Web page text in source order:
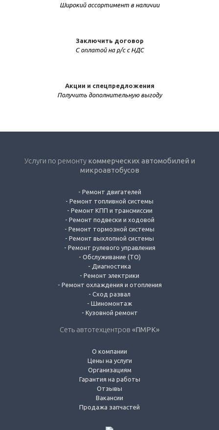
Широкий ассортимент в наличии
Заключить договор
С оплатой на р/с с НДС
Акции и спецпредложения
Получить дополнительную выгоду
Услуги по ремонту коммерческих автомобилей и
микроавтобусов
- Ремонт двигателей
- Ремонт топливной системы
- Ремонт КПП и трансмиссии
- Ремонт подвески и ходовой
- Ремонт тормозной системы
- Ремонт выхлопной системы
- Ремонт рулевого управления
- Обслуживание (ТО)
- Диагностика
- Ремонт электрики
- Ремонт охлаждения и отопления
- Сход развал
- Шиномонтаж
- Кузовной ремонт
Сеть автотехцентров «ПМРК»
О компании
Цены на услуги
Организациям
Гарантия на работы
Отзывы
Вакансии
Продажа запчастей